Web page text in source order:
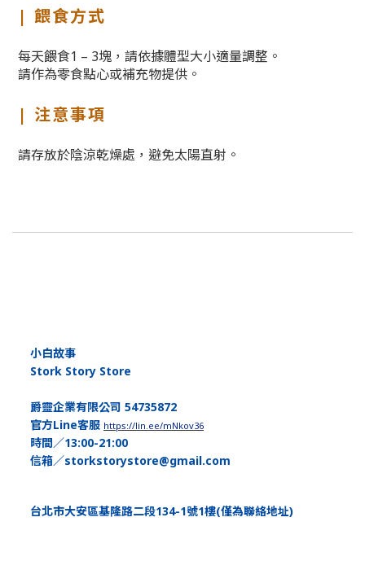
| 餵食方式
每天餵食1 – 3塊，請依據體型大小適量調整。
請作為零食點心或補充物提供。
| 注意事項
請存放於陰涼乾燥處，避免太陽直射。
小白故事
Stork Story Store
爵靈企業有限公司 54735872
官方Line客服 https://lin.ee/mNkov36
時間／13:00-21:00
信箱／storkstorystore@gmail.com
台北市大安區基隆路二段134-1號1樓(僅為聯絡地址)